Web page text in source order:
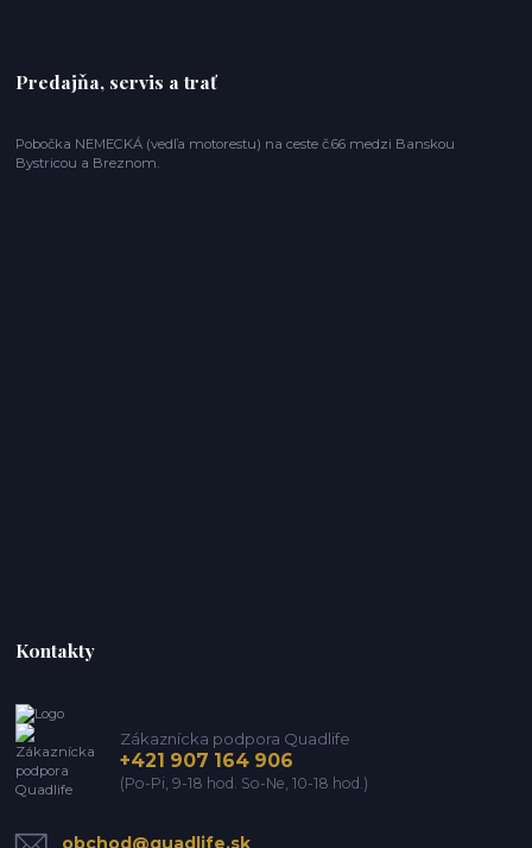
Predajňa, servis a trať
Pobočka NEMECKÁ (vedľa motorestu) na ceste č.66 medzi Banskou
Bystricou a Breznom.
Kontakty
Zákaznícka podpora Quadlife
+421 907 164 906
(Po-Pi, 9-18 hod. So-Ne, 10-18 hod.)
obchod@quadlife.sk